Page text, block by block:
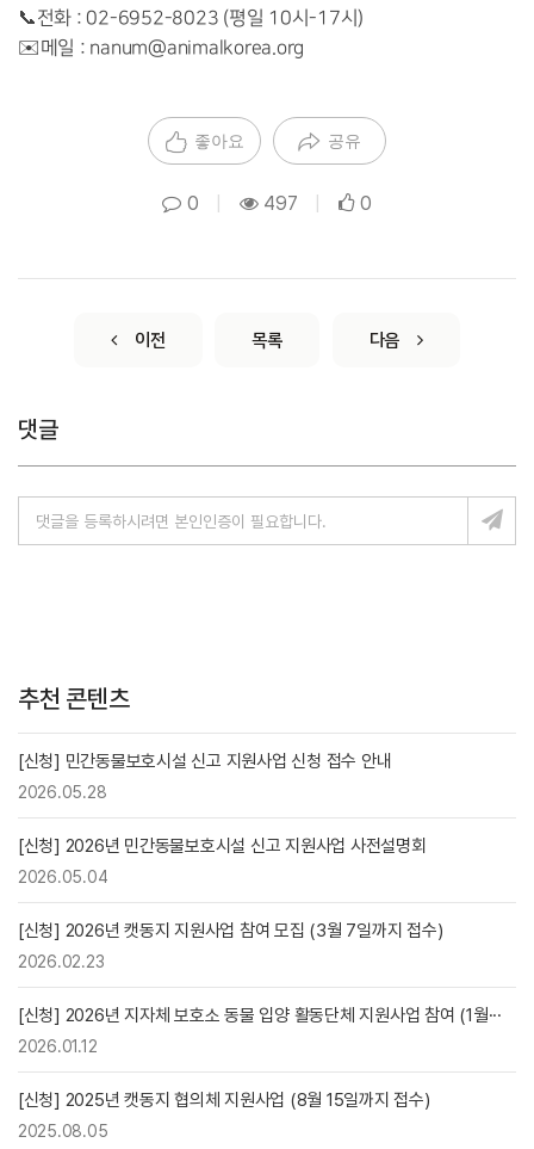
📞전화 : 02-6952-8023 (평일 10시-17시)
✉️메일 : nanum@animalkorea.org
좋아요 공유
0 497 0
이전 목록 다음
댓글
추천 콘텐츠
[신청] 민간동물보호시설 신고 지원사업 신청 접수 안내
2026.05.28
[신청] 2026년 민간동물보호시설 신고 지원사업 사전설명회
2026.05.04
[신청] 2026년 캣동지 지원사업 참여 모집 (3월 7일까지 접수)
2026.02.23
[신청] 2026년 지자체 보호소 동물 입양 활동단체 지원사업 참여 (1월···
2026.01.12
[신청] 2025년 캣동지 협의체 지원사업 (8월 15일까지 접수)
2025.08.05